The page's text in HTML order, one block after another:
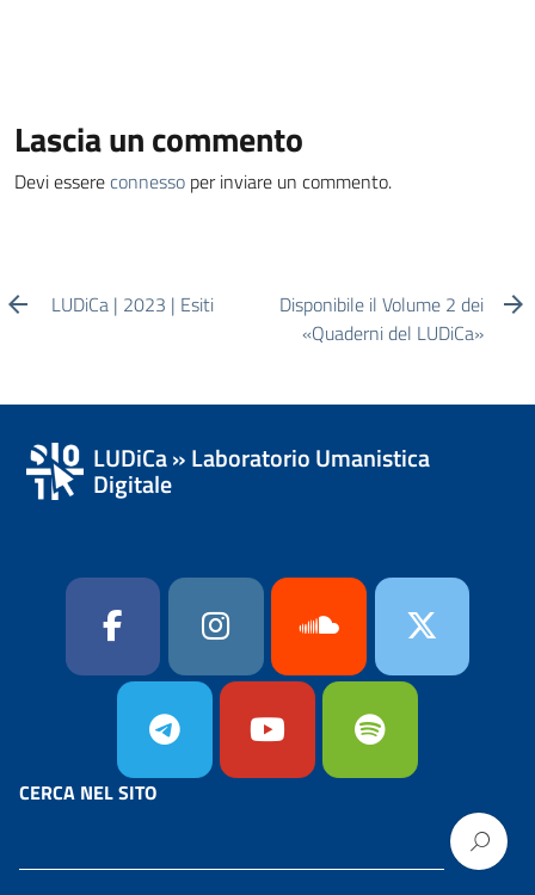
Lascia un commento
Devi essere connesso per inviare un commento.
LUDiCa | 2023 | Esiti
Disponibile il Volume 2 dei
«Quaderni del LUDiCa»
LUDiCa » Laboratorio Umanistica
Digitale
CERCA NEL SITO